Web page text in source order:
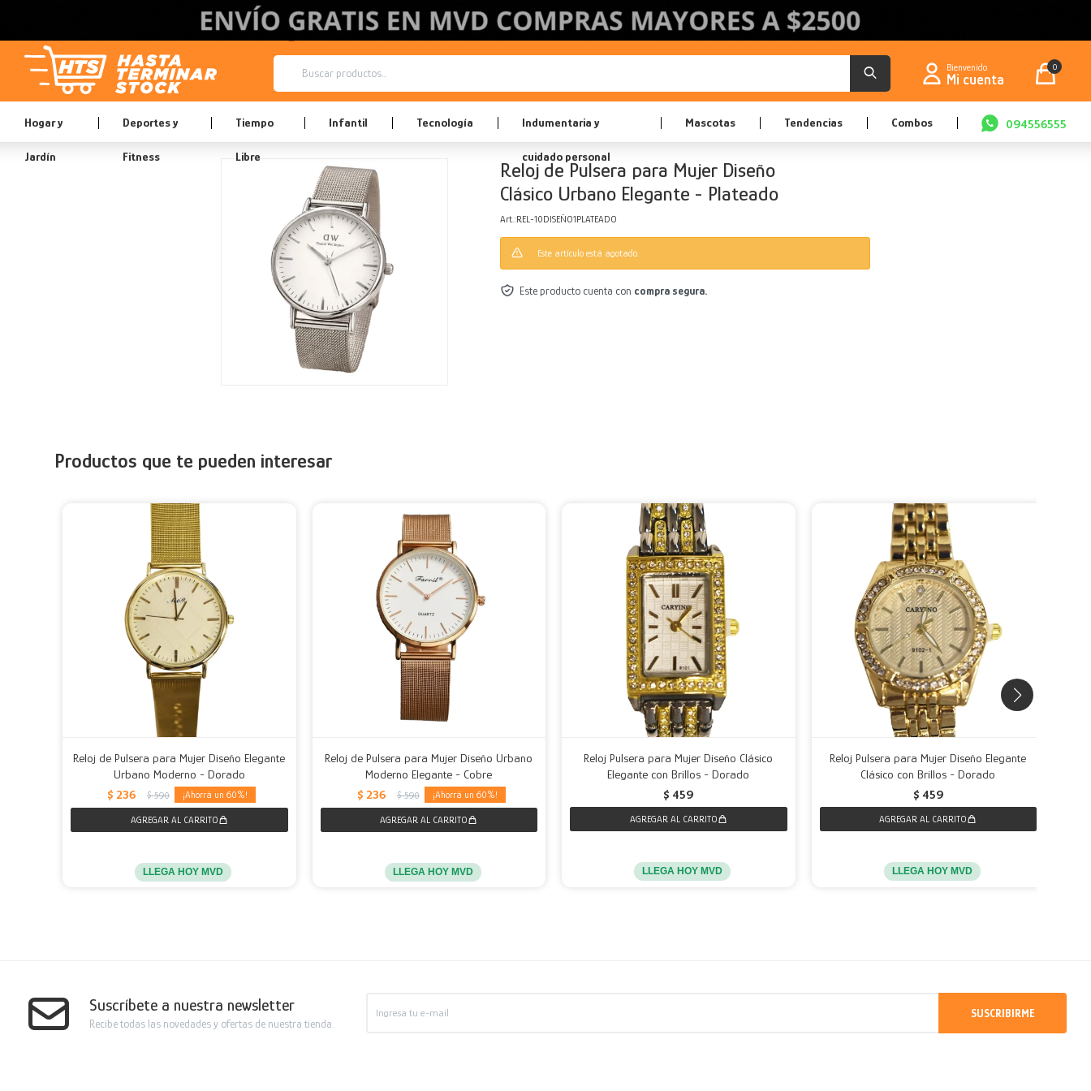
Hogar y
Jardín
Deportes y
Fitness
Tiempo
Libre
Infantil Tecnología Indumentaria y
cuidado personal
Mascotas Tendencias Combos 094556555
0
Reloj de Pulsera para Mujer Diseño
Clásico Urbano Elegante - Plateado
REL-10DISEÑO1PLATEADO
Este artículo está agotado.
Este producto cuenta con compra segura.
Productos que te pueden interesar
Reloj de Pulsera para Mujer Diseño Elegante
Urbano Moderno - Dorado
$ 236 $ 590 60
LLEGA HOY MVD
Reloj de Pulsera para Mujer Diseño Urbano
Moderno Elegante - Cobre
$ 236 $ 590 60
LLEGA HOY MVD
Reloj Pulsera para Mujer Diseño Clásico
Elegante con Brillos - Dorado
$ 459
LLEGA HOY MVD
Reloj Pulsera para Mujer Diseño Elegante
Clásico con Brillos - Dorado
$ 459
LLEGA HOY MVD
Suscríbete a nuestra newsletter
Recibe todas las novedades y ofertas de nuestra tienda.
SUSCRIBIRME